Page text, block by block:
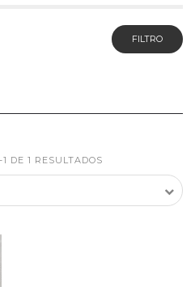
FILTRO
DE 1 RESULTADOS